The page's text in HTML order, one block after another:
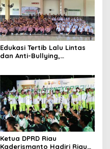
Edukasi Tertib Lalu Lintas
dan Anti-Bullying,
di SD IT Al-Fatih Duri
Ketua DPRD Riau
Kaderismanto Hadiri Riau